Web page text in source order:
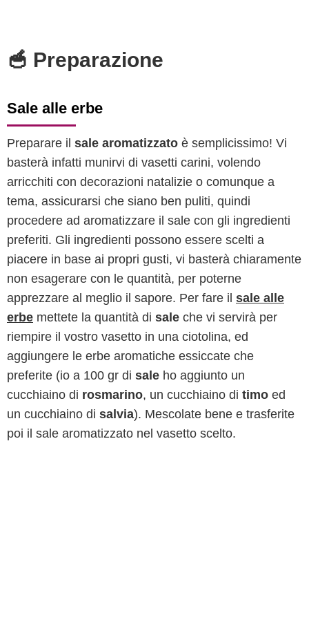
🥣 Preparazione
Sale alle erbe
Preparare il sale aromatizzato è semplicissimo! Vi
basterà infatti munirvi di vasetti carini, volendo
arricchiti con decorazioni natalizie o comunque a
tema, assicurarsi che siano ben puliti, quindi
procedere ad aromatizzare il sale con gli ingredienti
preferiti. Gli ingredienti possono essere scelti a
piacere in base ai propri gusti, vi basterà chiaramente
non esagerare con le quantità, per poterne
apprezzare al meglio il sapore. Per fare il sale alle
erbe mettete la quantità di sale che vi servirà per
riempire il vostro vasetto in una ciotolina, ed
aggiungere le erbe aromatiche essiccate che
preferite (io a 100 gr di sale ho aggiunto un
cucchiaino di rosmarino, un cucchiaino di timo ed
un cucchiaino di salvia). Mescolate bene e trasferite
poi il sale aromatizzato nel vasetto scelto.